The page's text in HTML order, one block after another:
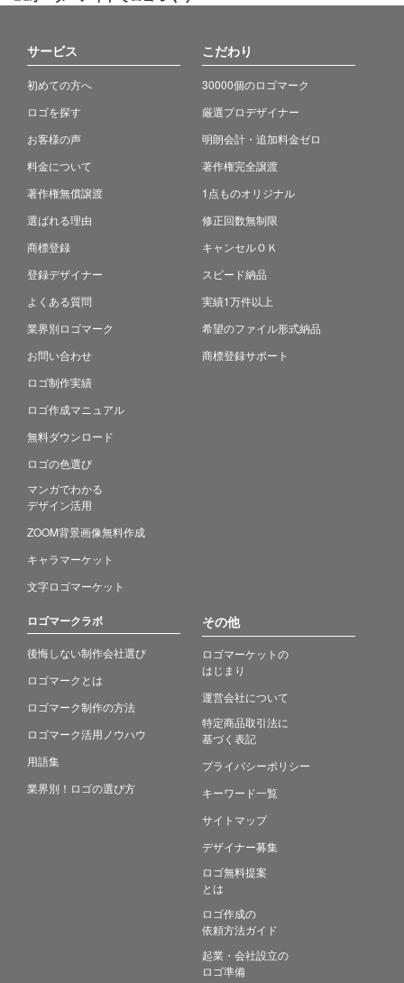
サービス
初めての方へ
ロゴを探す
お客様の声
料金について
著作権無償譲渡
選ばれる理由
商標登録
登録デザイナー
よくある質問
業界別ロゴマーク
お問い合わせ
ロゴ制作実績
ロゴ作成マニュアル
無料ダウンロード
ロゴの色選び
マンガでわかる
デザイン活用
ZOOM背景画像無料作成
キャラマーケット
文字ロゴマーケット
こだわり
30000個のロゴマーク
厳選プロデザイナー
明朗会計・追加料金ゼロ
著作権完全譲渡
1点ものオリジナル
修正回数無制限
キャンセルＯＫ
スピード納品
実績1万件以上
希望のファイル形式納品
商標登録サポート
ロゴマークラボ
後悔しない制作会社選び
ロゴマークとは
ロゴマーク制作の方法
ロゴマーク活用ノウハウ
用語集
業界別！ロゴの選び方
その他
ロゴマーケットの
はじまり
運営会社について
特定商品取引法に
基づく表記
プライバシーポリシー
キーワード一覧
サイトマップ
デザイナー募集
ロゴ無料提案
とは
ロゴ作成の
依頼方法ガイド
起業・会社設立の
ロゴ準備